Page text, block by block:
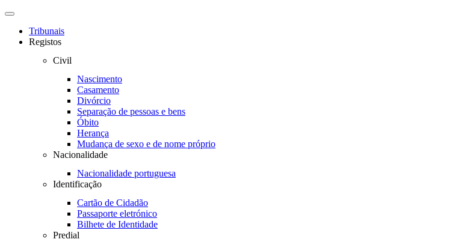
Toggle
navigationTribunais
Registos
Civil
Nascimento
Casamento
Divórcio
Separação de pessoas e bens
Óbito
Herança
Mudança de sexo e de nome próprio
Nacionalidade
Nacionalidade portuguesa
Identificação
Cartão de Cidadão
Passaporte eletrónico
Bilhete de Identidade
Predial